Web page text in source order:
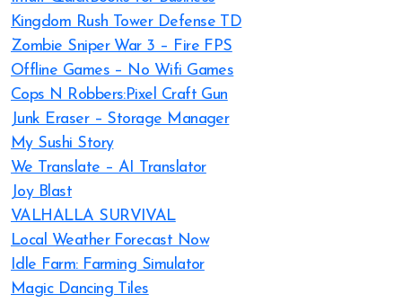
Kingdom Rush Tower Defense TD
Zombie Sniper War 3 – Fire FPS
Offline Games – No Wifi Games
Cops N Robbers:Pixel Craft Gun
Junk Eraser – Storage Manager
My Sushi Story
We Translate – AI Translator
Joy Blast
VALHALLA SURVIVAL
Local Weather Forecast Now
Idle Farm: Farming Simulator
Magic Dancing Tiles